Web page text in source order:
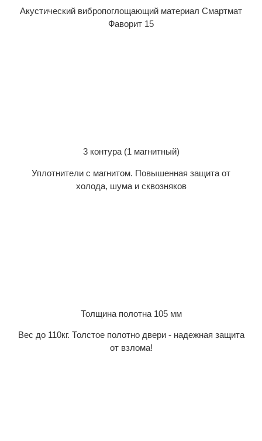
Акустический вибропоглощающий материал Смартмат
Фаворит 15
3 контура (1 магнитный)
Уплотнители с магнитом. Повышенная защита от
холода, шума и сквозняков
Толщина полотна 105 мм
Вес до 110кг. Толстое полотно двери - надежная защита
от взлома!